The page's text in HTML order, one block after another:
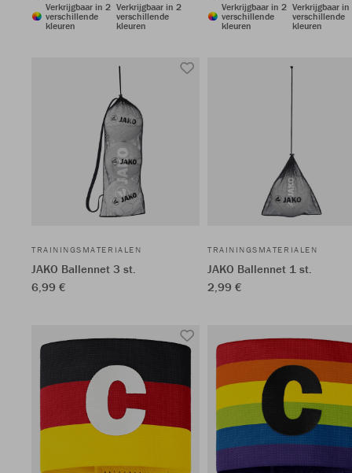
Verkrijgbaar in 2
verschillende
kleuren
Verkrijgbaar in 2
verschillende
kleuren
Verkrijgbaar in 2
verschillende
kleuren
Verkrijgbaar in
verschillende
kleuren
TRAININGSMATERIALEN
JAKO Ballennet 3 st.
6,99 €
TRAININGSMATERIALEN
JAKO Ballennet 1 st.
2,99 €